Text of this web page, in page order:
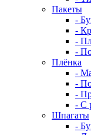
Пакеты
-
-
-
-
Плёнка
-
-
-
- С
Шпагаты
-